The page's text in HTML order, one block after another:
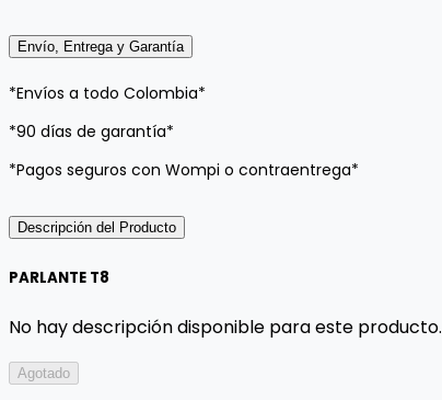
Envío, Entrega y Garantía
*Envíos a todo Colombia*
*90 días de garantía*
*Pagos seguros con Wompi o contraentrega*
Descripción del Producto
PARLANTE T8
No hay descripción disponible para este producto.
Agotado